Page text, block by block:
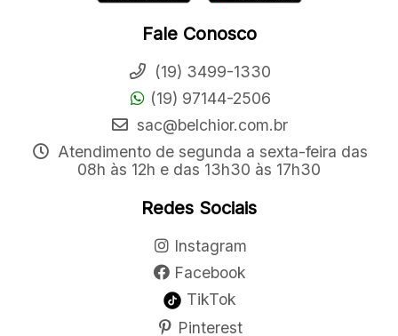
Fale Conosco
(19) 3499-1330
(19) 97144-2506
sac@belchior.com.br
Atendimento de segunda a sexta-feira das
08h às 12h e das 13h30 às 17h30
Redes Sociais
Instagram
Facebook
TikTok
Pinterest